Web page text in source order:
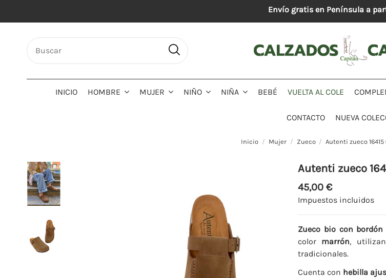
Envío gratis en Península a
INICIO HOMBRE MUJER NIÑO NIÑA BEBÉ VUELTA AL COLE
CONTACTO NUEVA
Inicio Mujer Zueco Autenti zueco 16415
Autenti zueco
45,00 €
Impuestos incluidos
Zueco bio con bordón
color marrón,
tradicionales.
Cuenta con hebilla